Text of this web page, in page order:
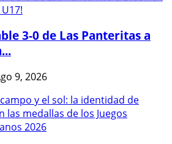
3-0 de Las Panteritas a
9, 2026